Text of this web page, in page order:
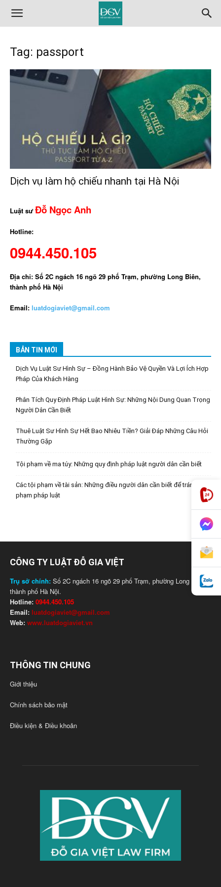
Tag: passport
Dịch vụ làm hộ chiếu nhanh tại Hà Nội
Luật sưĐỗ Ngọc Anh
Hotline:
0944.450.105
Địa chỉ: Số 2C ngách 16 ngõ 29 phố Trạm, phường Long Biên,
thành phố Hà Nội
Email: luatdogiaviet@gmail.com
BẢN TIN MỚI
Dịch Vụ Luật Sư Hình Sự – Đồng Hành Bảo Vệ Quyền Và Lợi Ích Hợp
Pháp Của Khách Hàng
Phân Tích Quy Định Pháp Luật Hình Sự: Những Nội Dung Quan Trọng
Người Dân Cần Biết
Thuê Luật Sư Hình Sự Hết Bao Nhiêu Tiền? Giải Đáp Những Câu Hỏi
Thường Gặp
Tội phạm về ma túy: Những quy định pháp luật người dân cần biết
Các tội phạm về tài sản: Những điều người dân cần biết để tránh vi
phạm pháp luật
CÔNG TY LUẬT ĐỖ GIA VIỆT
Trụ sở chính: Số 2C ngách 16 ngõ 29 phố Trạm, phường Long Biên,
thành phố Hà Nội.
Hotline: 0944.450.105
Email: luatdogiaviet@gmail.com
Web: www.luatdogiaviet.vn
THÔNG TIN CHUNG
Giới thiệu
Chính sách bảo mật
Điều kiện & Điều khoản